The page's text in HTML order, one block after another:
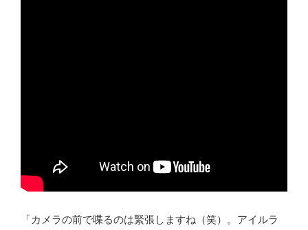
「カメラの前で喋るのは緊張しますね（笑）。アイルラ